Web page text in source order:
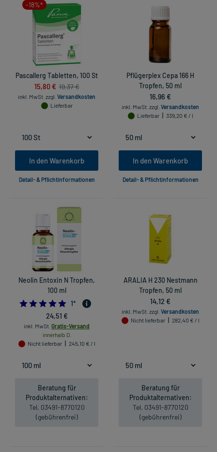
-18%*
Pascallerg Tabletten, 100 St
15,80 € 19,37 €
inkl. MwSt. zzgl. Versandkosten
Lieferbar
In den Warenkorb
Detail- & Pflichtinformationen
Pflügerplex Cepa 166 H
Tropfen, 50 ml
16,96 €
inkl. MwSt. zzgl. Versandkosten
Lieferbar
339,20 € / l
In den Warenkorb
Detail- & Pflichtinformationen
Neolin Entoxin N Tropfen,
100 ml
5.0
1*
24,51 €
inkl. MwSt. Gratis-Versand
innerhalb D.
Nicht lieferbar
245,10 € / l
Beratung für
Produktalternativen:
Tel. 03491-8770120
(gebührenfrei)
ARALIA H 230 Nestmann
Tropfen, 50 ml
14,12 €
inkl. MwSt. zzgl. Versandkosten
Nicht lieferbar
282,40 € / l
Beratung für
Produktalternativen:
Tel. 03491-8770120
(gebührenfrei)